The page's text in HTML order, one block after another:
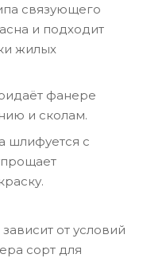
связующего
и подходит
жилых
фанере
и сколам.
шлифуется с
от условий
сорт для